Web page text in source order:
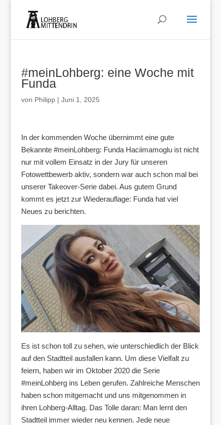
#meinLohberg: eine Woche mit
Funda
von Philipp| Juni 1, 2025
In der kommenden Woche übernimmt eine gute
Bekannte #meinLohberg: Funda Haciimamoglu ist nicht
nur mit vollem Einsatz in der Jury für unseren
Fotowettbewerb aktiv, sondern war auch schon mal bei
unserer Takeover-Serie dabei. Aus gutem Grund
kommt es jetzt zur Wiederauflage: Funda hat viel
Neues zu berichten.
Es ist schon toll zu sehen, wie unterschiedlich der Blick
auf den Stadtteil ausfallen kann. Um diese Vielfalt zu
feiern, haben wir im Oktober 2020 die Serie
#meinLohberg ins Leben gerufen. Zahlreiche Menschen
haben schon mitgemacht und uns mitgenommen in
ihren Lohberg-Alltag. Das Tolle daran: Man lernt den
Stadtteil immer wieder neu kennen. Jede neue